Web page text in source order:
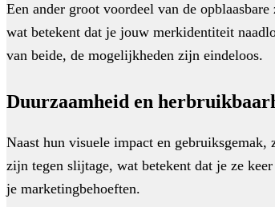
Een ander groot voordeel van de
wat betekent dat je jouw merkidentiteit
van beide, de mogelijkheden zijn eindeloos.
Duurzaamheid en
Naast hun visuele impact en
zijn tegen slijtage, wat betekent dat je ze
je marketingbehoeften.